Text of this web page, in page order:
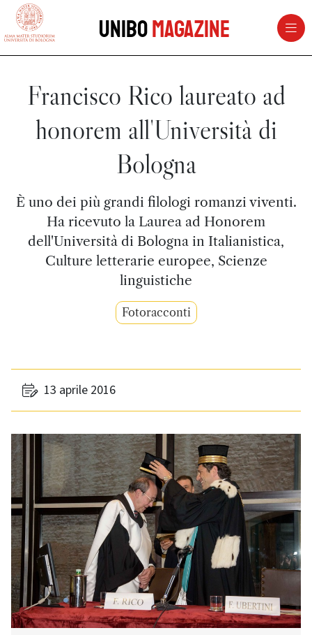
vai al contenuto della pagina
UniboMagazine
Francisco Rico laureato ad
honorem all'Università di
Bologna
È uno dei più grandi filologi romanzi viventi.
Ha ricevuto la Laurea ad Honorem
dell'Università di Bologna in Italianistica,
Culture letterarie europee, Scienze
linguistiche
Fotoracconti
13 aprile 2016